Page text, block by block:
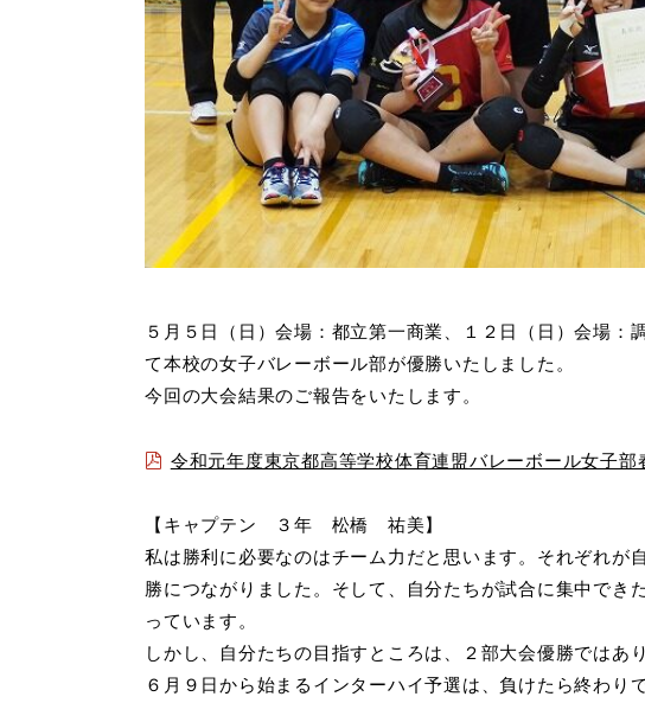
５月５日（日）会場：都立第一商業、１２日（日）会場：
て本校の女子バレーボール部が優勝いたしました。
今回の大会結果のご報告をいたします。
令和元年度東京都高等学校体育連盟バレーボール女子部
【キャプテン ３年 松橋 祐美】
私は勝利に必要なのはチーム力だと思います。それぞれが
勝につながりました。そして、自分たちが試合に集中でき
っています。
しかし、自分たちの目指すところは、２部大会優勝ではあ
６月９日から始まるインターハイ予選は、負けたら終わり